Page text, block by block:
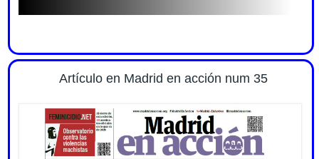
Artículo en Madrid en acción num 35